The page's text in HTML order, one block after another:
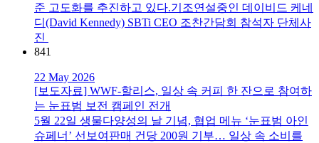
준 고도화를 추진하고 있다.기조연설중인 데이비드 케네
디(David Kennedy) SBTi CEO 조찬간담회 참석자 단체사
진
841
22 May 2026
[보도자료] WWF-할리스, 일상 속 커피 한 잔으로 참여하
는 눈표범 보전 캠페인 전개
5월 22일 생물다양성의 날 기념, 협업 메뉴 ‘눈표범 아인
슈페너’ 선보여판매 건당 200원 기부… 일상 속 소비를